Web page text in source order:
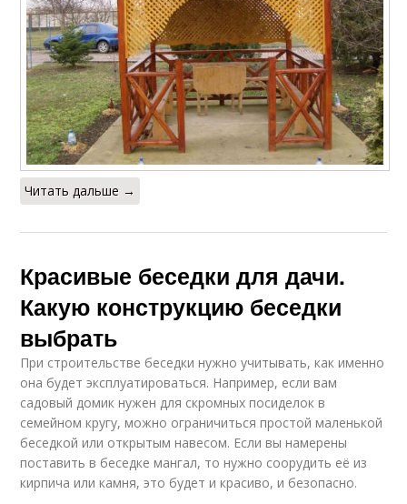
Читать дальше →
Красивые беседки для дачи.
Какую конструкцию беседки
выбрать
При строительстве беседки нужно учитывать, как именно
она будет эксплуатироваться. Например, если вам
садовый домик нужен для скромных посиделок в
семейном кругу, можно ограничиться простой маленькой
беседкой или открытым навесом. Если вы намерены
поставить в беседке мангал, то нужно соорудить её из
кирпича или камня, это будет и красиво, и безопасно.